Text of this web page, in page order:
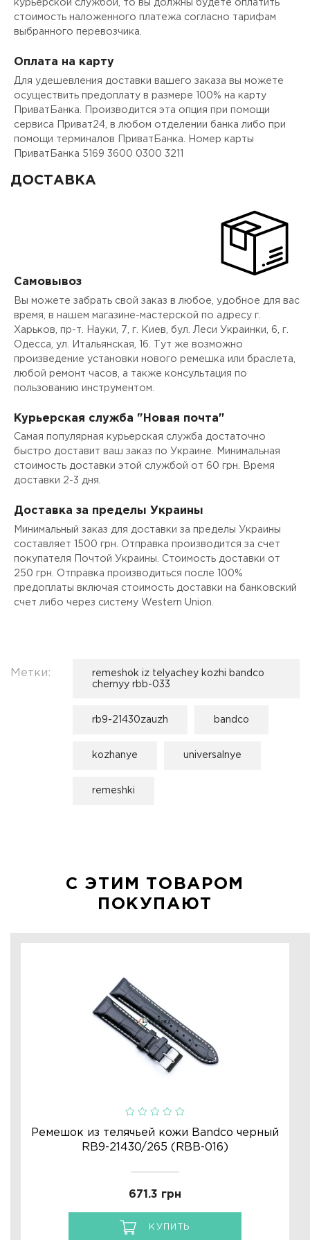
курьерской службой, то вы должны будете оплатить
стоимость наложенного платежа согласно тарифам
выбранного перевозчика.
Оплата на карту
Для удешевления доставки вашего заказа вы можете
осуществить предоплату в размере 100% на карту
ПриватБанка. Производится эта опция при помощи
сервиса Приват24, в любом отделении банка либо при
помощи терминалов ПриватБанка. Номер карты
ПриватБанка 5169 3600 0300 3211
ДОСТАВКА
Самовывоз
Вы можете забрать свой заказ в любое, удобное для вас
время, в нашем магазине-мастерской по адресу г.
Харьков, пр-т. Науки, 7, г. Киев, бул. Леси Украинки, 6, г.
Одесса, ул. Итальянская, 16. Тут же возможно
произведение установки нового ремешка или браслета,
любой ремонт часов, а также консультация по
пользованию инструментом.
Курьерская служба "Новая почта"
Самая популярная курьерская служба достаточно
быстро доставит ваш заказ по Украине. Минимальная
стоимость доставки этой службой от 60 грн. Время
доставки 2-3 дня.
Доставка за пределы Украины
Минимальный заказ для доставки за пределы Украины
составляет 1500 грн. Отправка производится за счет
покупателя Почтой Украины. Стоимость доставки от
250 грн. Отправка производиться после 100%
предоплаты включая стоимость доставки на банковский
счет либо через систему Western Union.
Метки:
remeshok iz telyachey kozhi bandco
chernyy rbb-033
rb9-21430zauzh bandco
kozhanye universalnye
remeshki
С ЭТИМ ТОВАРОМ
ПОКУПАЮТ
Ремешок из телячьей кожи Bandco черный
RB9-21430/265 (RBB-016)
671.3 грн
КУПИТЬ